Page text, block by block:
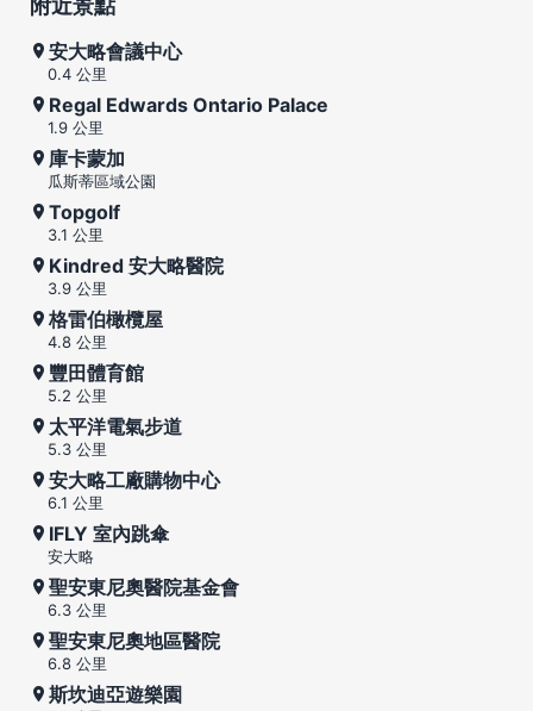
安大略會議中心
0.4 公里
Regal Edwards Ontario Palace
1.9 公里
庫卡蒙加
瓜斯蒂區域公園
Topgolf
3.1 公里
Kindred 安大略醫院
3.9 公里
格雷伯橄欖屋
4.8 公里
豐田體育館
5.2 公里
太平洋電氣步道
5.3 公里
安大略工廠購物中心
6.1 公里
IFLY 室內跳傘
安大略
聖安東尼奧醫院基金會
6.3 公里
聖安東尼奧地區醫院
6.8 公里
斯坎迪亞遊樂園